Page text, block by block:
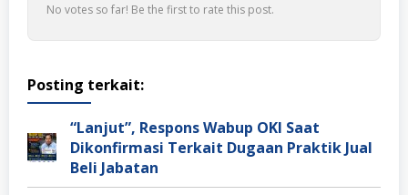
No votes so far! Be the first to rate this post.
Posting terkait:
“Lanjut”, Respons Wabup OKI Saat
Dikonfirmasi Terkait Dugaan Praktik Jual
Beli Jabatan